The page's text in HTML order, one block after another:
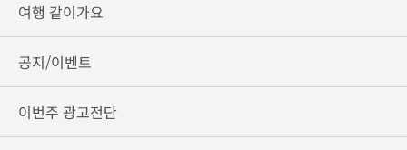
여행 같이가요
공지/이벤트
이번주 광고전단